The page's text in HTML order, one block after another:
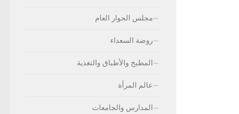
مجلس الحوار العام
روضة السعداء
المطبخ والأطباق والتغذية
عالم المرأة
المدارس والجامعات